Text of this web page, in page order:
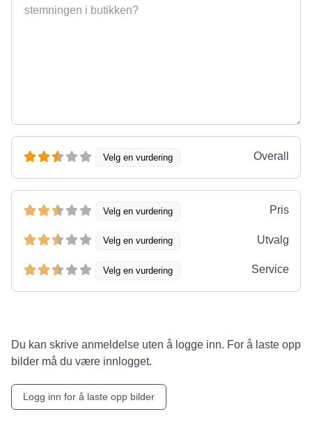
Velg en vurdering Overall
Velg en vurdering Pris
Velg en vurdering Utvalg
Velg en vurdering Service
Du kan skrive anmeldelse uten å logge inn. For å laste opp
bilder må du være innlogget.
Logg inn for å laste opp bilder